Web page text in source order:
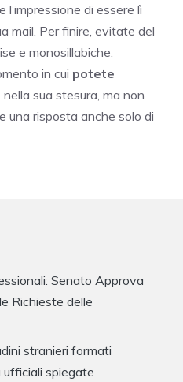
di essere lì
mail. Per finire, evitate del
e monosillabiche.
in cui potete
nella sua stesura, ma non
una risposta anche solo di
Senato Approva
Richieste delle
stranieri formati
ufficiali spiegate